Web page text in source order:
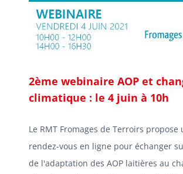
2ème webinaire AOP et
climatique : le 4 juin à 10h
Le RMT Fromages de Terroirs propose
rendez-vous en ligne pour échanger
de l'adaptation des AOP laitières au